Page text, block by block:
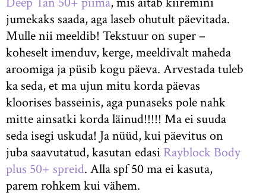
jumekaks saada, aga laseb ohutult päevitada.
Mulle nii meeldib! Tekstuur on super –
koheselt imenduv, kerge, meeldivalt maheda
aroomiga ja püsib kogu päeva. Arvestada tuleb
ka seda, et ma ujun mitu korda päevas
kloorises basseinis, aga punaseks pole nahk
mitte ainsatki korda läinud!!!!! Ma ei suuda
seda isegi uskuda! Ja nüüd, kui päevitus on
juba saavutatud, kasutan edasi Rayblock Body
plus 50+ spreid. Alla spf 50 ma ei kasuta,
parem rohkem kui vähem.